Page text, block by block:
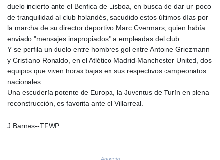
MKD 53.215413
MMK
2099.750695
MNT
3597.347644
MOP 8.056654
MRU 40.080439
MVR 15.450378
duelo incierto ante el Benfica de Lisboa, en busca de dar un poco
de tranquilidad al club holandés, sacudido estos últimos días por
la marcha de su director deportivo Marc Overmars, quien había
enviado "mensajes inapropiados" a empleadas del club.
Y se perfila un duelo entre hombres gol entre Antoine Griezmann
y Cristiano Ronaldo, en el Atlético Madrid-Manchester United, dos
equipos que viven horas bajas en sus respectivos campeonatos
nacionales.
Una escudería potente de Europa, la Juventus de Turín en plena
reconstrucción, es favorita ante el Villarreal.
J.Barnes--TFWP
Anuncio